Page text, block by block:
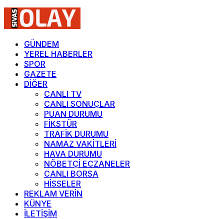
GÜNDEM
YEREL HABERLER
SPOR
GAZETE
DİĞER
CANLI TV
CANLI SONUÇLAR
PUAN DURUMU
FİKSTÜR
TRAFİK DURUMU
NAMAZ VAKİTLERİ
HAVA DURUMU
NÖBETÇİ ECZANELER
CANLI BORSA
HİSSELER
REKLAM VERİN
KÜNYE
İLETİŞİM